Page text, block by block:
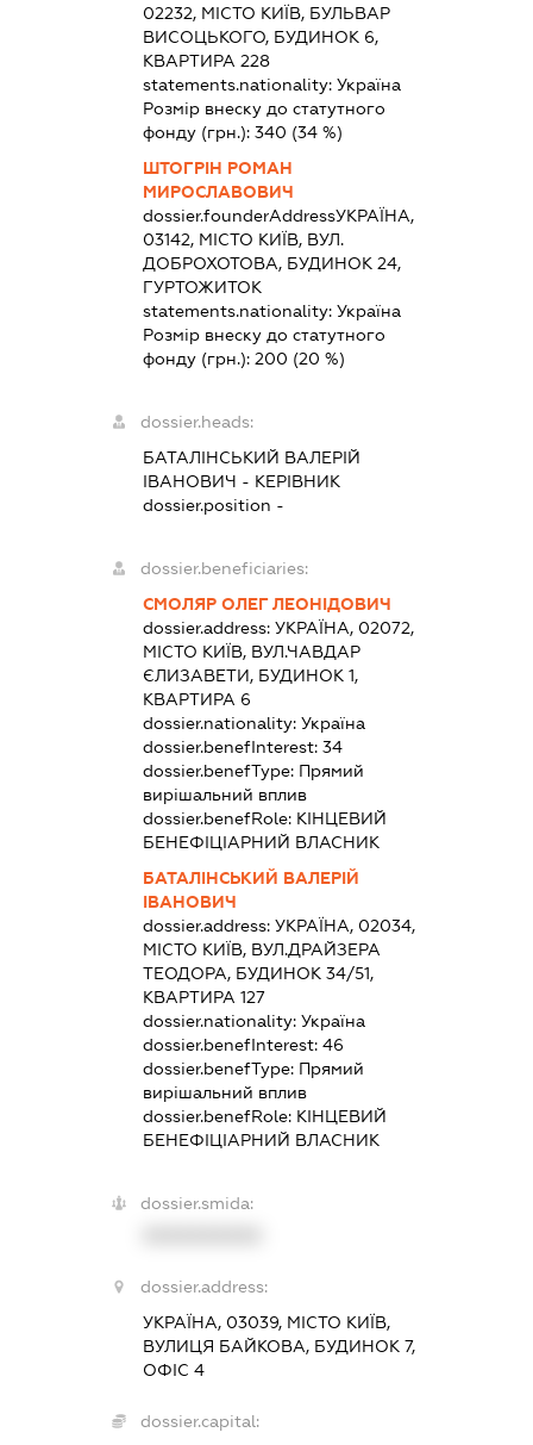
02232, МІСТО КИЇВ, БУЛЬВАР
ВИСОЦЬКОГО, БУДИНОК 6,
КВАРТИРА 228
statements.nationality:Україна
Розмір внеску до статутного
фонду (грн.):340 (34 %)
ШТОГРІН РОМАН
МИРОСЛАВОВИЧ
dossier.founderAddressУКРАЇНА,
03142, МІСТО КИЇВ, ВУЛ.
ДОБРОХОТОВА, БУДИНОК 24,
ГУРТОЖИТОК
statements.nationality:Україна
Розмір внеску до статутного
фонду (грн.):200 (20 %)
dossier.heads:
БАТАЛІНСЬКИЙ ВАЛЕРІЙ
ІВАНОВИЧ - КЕРІВНИК
dossier.position -
dossier.beneficiaries:
СМОЛЯР ОЛЕГ ЛЕОНІДОВИЧ
dossier.address:УКРАЇНА, 02072,
МІСТО КИЇВ, ВУЛ.ЧАВДАР
ЄЛИЗАВЕТИ, БУДИНОК 1,
КВАРТИРА 6
dossier.nationality:Україна
dossier.benefInterest:34
dossier.benefType: Прямий
вирішальний вплив
dossier.benefRole: КІНЦЕВИЙ
БЕНЕФІЦІАРНИЙ ВЛАСНИК
БАТАЛІНСЬКИЙ ВАЛЕРІЙ
ІВАНОВИЧ
dossier.address:УКРАЇНА, 02034,
МІСТО КИЇВ, ВУЛ.ДРАЙЗЕРА
ТЕОДОРА, БУДИНОК 34/51,
КВАРТИРА 127
dossier.nationality:Україна
dossier.benefInterest:46
dossier.benefType: Прямий
вирішальний вплив
dossier.benefRole: КІНЦЕВИЙ
БЕНЕФІЦІАРНИЙ ВЛАСНИК
dossier.smida:
dossier.address:
УКРАЇНА, 03039, МІСТО КИЇВ,
ВУЛИЦЯ БАЙКОВА, БУДИНОК 7,
ОФІС 4
dossier.capital: